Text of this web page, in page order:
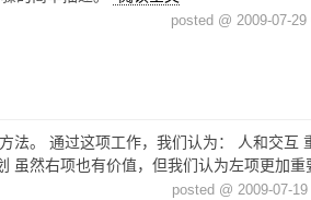
posted @ 2009-07-
。 通过这项工作，我们认为： 人和交互
虽然右项也有价值，但我们认为左项更加重
posted @ 2009-07-